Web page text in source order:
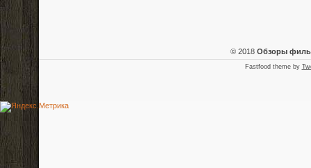
© 2018 Обзоры
Fastfood theme by